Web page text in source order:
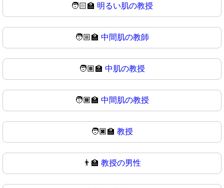
🧑🏻‍🏫 明るい肌の教授
🧑🏼‍🏫 中間肌の教師
🧑🏽‍🏫 中肌の教授
🧑🏾‍🏫 中間肌の教授
🧑🏿‍🏫 教授
👨‍🏫 教授の男性